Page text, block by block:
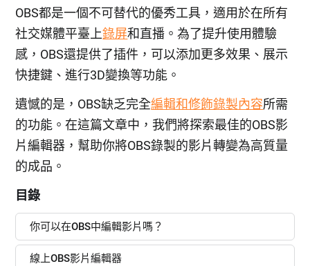
OBS都是一個不可替代的優秀工具，適用於在所有
社交媒體平臺上錄屏和直播。為了提升使用體驗
感，OBS還提供了插件，可以添加更多效果、展示
快捷鍵、進行3D變換等功能。
遺憾的是，OBS缺乏完全編輯和修飾錄製內容所需
的功能。在這篇文章中，我們將探索最佳的OBS影
片編輯器，幫助你將OBS錄製的影片轉變為高質量
的成品。
目錄
你可以在OBS中編輯影片嗎？
線上OBS影片編輯器